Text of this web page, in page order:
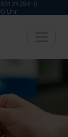
24254-0
Uhr